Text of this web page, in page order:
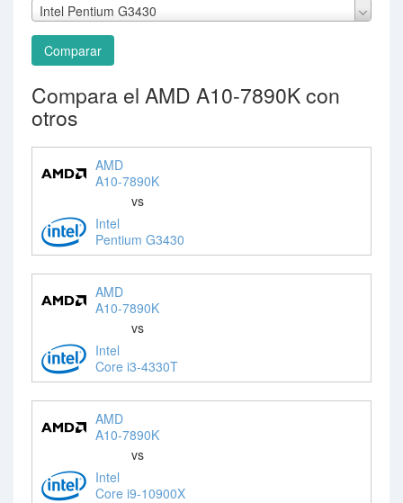
Intel Pentium G3430
Comparar
Compara el AMD A10-7890K con
otros
AMD
A10-7890K
vs
Intel
Pentium G3430
AMD
A10-7890K
vs
Intel
Core i3-4330T
AMD
A10-7890K
vs
Intel
Core i9-10900X